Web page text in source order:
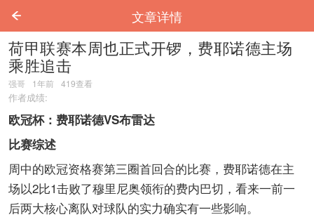
文章详情
荷甲联赛本周也正式开锣，费耶诺德主场
乘胜追击
强哥 1年前 419查看
作者成绩:
欧冠杯：费耶诺德VS布雷达
比赛综述
周中的欧冠资格赛第三圈首回合的比赛，费耶诺德在主
场以2比1击败了穆里尼奥领衔的费内巴切，看来一前一
后两大核心离队对球队的实力确实有一些影响。